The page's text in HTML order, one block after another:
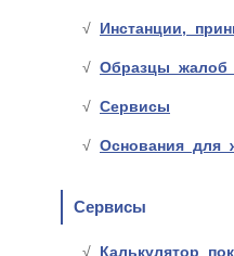
Инстанции,
Образцы жалоб
Сервисы
Основания для
Сервисы
Калькулятор